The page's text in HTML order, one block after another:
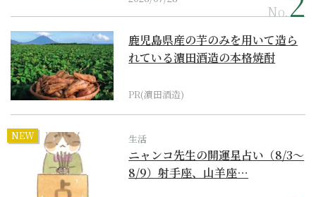
No.
鹿児島県産の芋のみを用いて造ら
れている濵田酒造の本格焼酎
PR(濵田酒造)
NEW 生活
ニャンコ先生の開運星占い（8/3～
8/9）射手座、山羊座…